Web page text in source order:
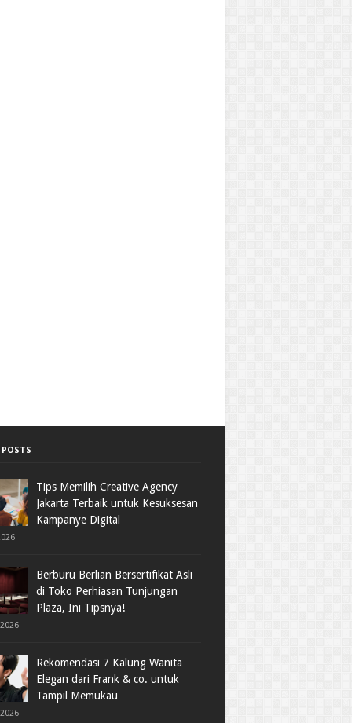
POSTS
Tips Memilih Creative Agency
Jakarta Terbaik untuk Kesuksesan
Kampanye Digital
Berburu Berlian Bersertifikat Asli
di Toko Perhiasan Tunjungan
Plaza, Ini Tipsnya!
Rekomendasi 7 Kalung Wanita
Elegan dari Frank & co. untuk
Tampil Memukau